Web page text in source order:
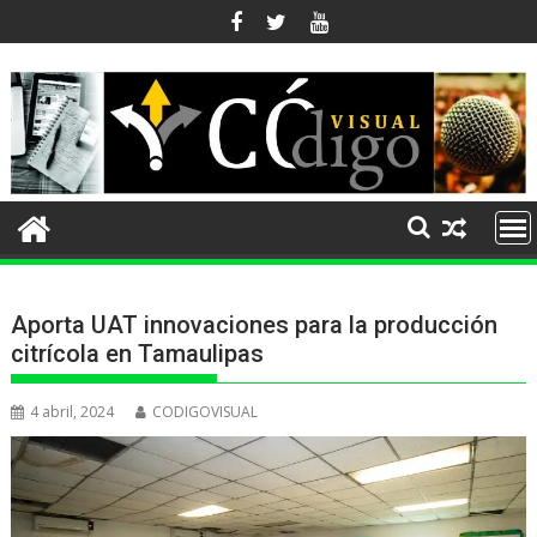
al
contenido
Aporta UAT innovaciones para la producción
citrícola en Tamaulipas
4 abril, 2024 CODIGOVISUAL